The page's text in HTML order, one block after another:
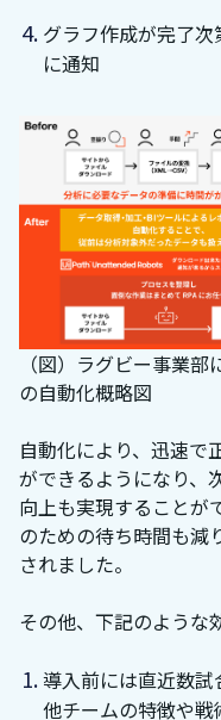
グラフ作成が完了
に通知
（図）ラグビー事業
の自動化概略図
自動化により、迅速で
ができるようになり、
向上も実現することが
のための待ち時間も減
されました。
その他、下記のような
導入前には直近数試
他チームの特徴や